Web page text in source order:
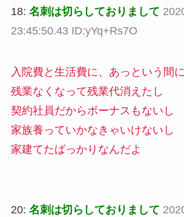
18: 名刺は切らしておりまして
23:45:50.43 ID:yYq+Rs7O
入院費と生活費に、あっという間
残業なくなって残業代消えたし
契約社員だからボーナスもないし
家族養っていかなきゃいけないし
家建てたばっかりなんだよ
20: 名刺は切らしておりまして